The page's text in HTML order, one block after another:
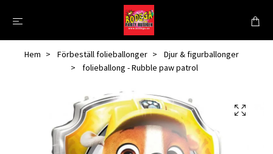
Hem Förbeställ folieballonger
Djur & figurballonger
folieballong - Rubble paw patrol